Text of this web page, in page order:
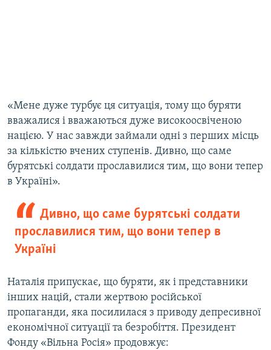
«Мене дуже турбує ця ситуація, тому що буряти
вважалися і вважаються дуже високоосвіченою
нацією. У нас завжди займали одні з перших місць
за кількістю вчених ступенів. Дивно, що саме
бурятські солдати прославилися тим, що вони тепер
в Україні».
Дивно, що саме бурятські солдати
прославилися тим, що вони тепер в
Україні
Наталія припускає, що буряти, як і представники
інших націй, стали жертвою російської
пропаганди, яка посилилася з приводу депресивної
економічної ситуації та безробіття. Президент
Фонду «Вільна Росія» продовжує: